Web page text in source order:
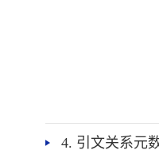
4. 引文关系元